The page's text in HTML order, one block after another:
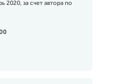
2020, за счет автора по